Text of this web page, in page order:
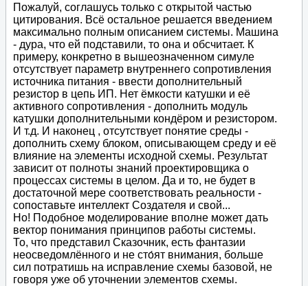
Пожалуй, соглашусь только с открытой частью
цитирования. Всё остальное решается введением
максимально полным описанием системы. Машина
- дура, что ей подставили, то она и обсчитает. К
примеру, конкретно в вышеозначенном симуле
отсутствует параметр внутреннего сопротивления
источника питания - ввести дополнительный
резистор в цепь ИП. Нет ёмкости катушки и её
активного сопротивления - дополнить модуль
катушки дополнительными кондёром и резистором.
И т.д. И наконец , отсутствует понятие среды -
дополнить схему блоком, описывающем среду и её
влияние на элементы исходной схемы. Результат
зависит от полноты знаний проектировщика о
процессах системы в целом. Да и то, не будет в
достаточной мере соответствовать реальности -
сопоставьте интеллект Создателя и свой...
Но! Подобное моделирование вполне может дать
вектор понимания принципов работы системы.
То, что представил Сказочник, есть фантазии
неосведомлённого и не сто́ят внимания, больше
сил потратишь на исправление схемы базовой, не
говоря уже об уточнении элементов схемы.